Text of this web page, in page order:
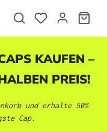
KAUFEN –
PREIS!
und erhalte 50%
Cap.